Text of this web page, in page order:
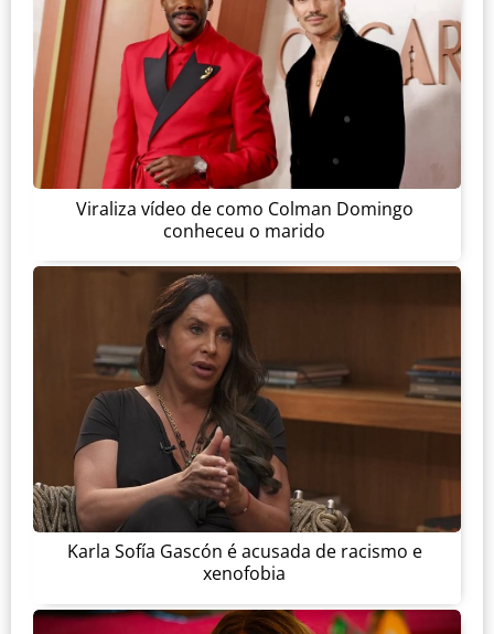
Viraliza vídeo de como Colman Domingo
conheceu o marido
Karla Sofía Gascón é acusada de racismo e
xenofobia